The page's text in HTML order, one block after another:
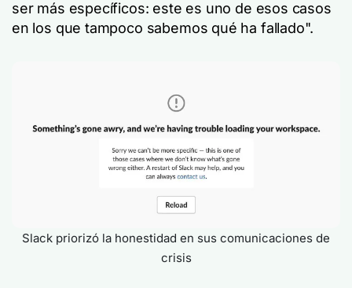
ser más específicos: este es uno de esos casos
en los que tampoco sabemos qué ha fallado".
Slack priorizó la honestidad en sus comunicaciones de
crisis